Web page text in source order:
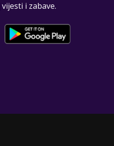
i zabave.